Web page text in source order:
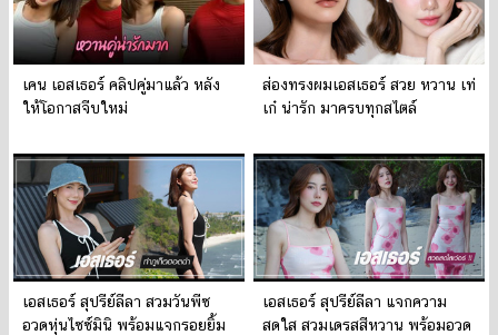
เคน เอสเธอร์ คลิปคู่มาแล้ว หลัง
ให้โอกาสจีบใหม่
ส่องทรงผมเอสเธอร์ สวย หวาน เท่
เก๋ น่ารัก มาครบทุกสไตล์
เอสเธอร์ สุปรีย์ลีลา สวมวันพีซ
อวดหุ่นไซซ์มินิ พร้อมแจกรอยยิ้ม
เอสเธอร์ สุปรีย์ลีลา แจกความ
สดใส สวมเดรสสีหวาน พร้อมอวด